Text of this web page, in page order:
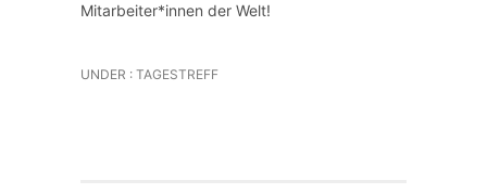
Mitarbeiter*innen der Welt!
UNDER : TAGESTREFF